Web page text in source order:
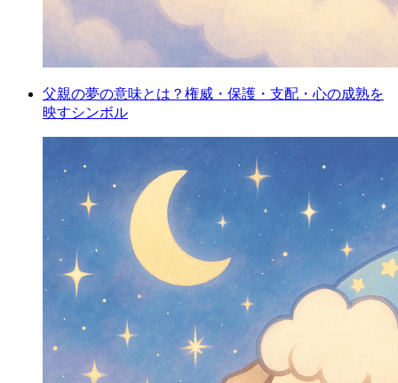
父親の夢の意味とは？権威・保護・支配・心の成熟を
映すシンボル